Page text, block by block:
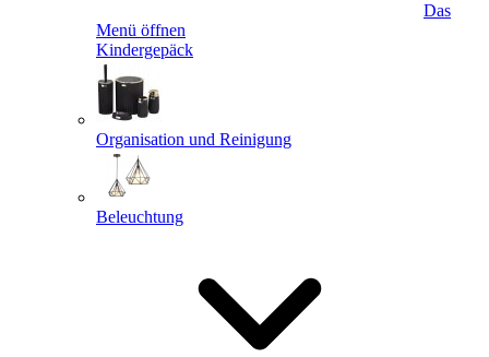
Das
Menü öffnen
Kindergepäck
Organisation und Reinigung
Beleuchtung